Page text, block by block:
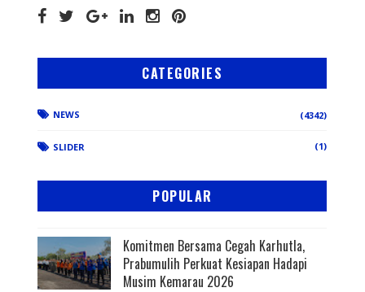
CATEGORIES
NEWS (4342)
SLIDER (1)
POPULAR
Komitmen Bersama Cegah Karhutla,
Prabumulih Perkuat Kesiapan Hadapi
Musim Kemarau 2026